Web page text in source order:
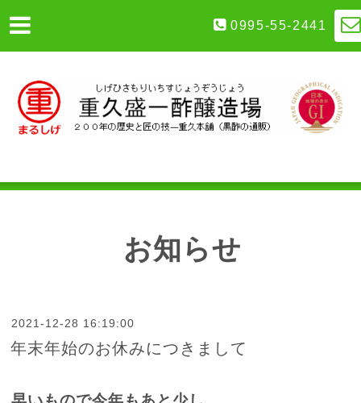
0995-55-2441
お知らせ
2021-12-28 16:19:00
年末年始のお休みにつきまして